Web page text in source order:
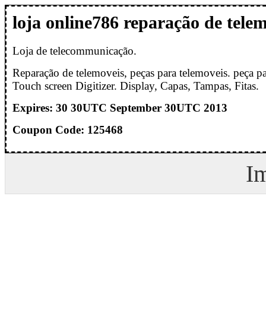
loja online786 reparação de
Loja de telecommunicação.
Reparação de telemoveis, peças para telemoveis. peça
Touch screen Digitizer. Display, Capas, Tampas, Fitas.
Expires: 30 30UTC September 30UTC 2013
Coupon Code: 125468